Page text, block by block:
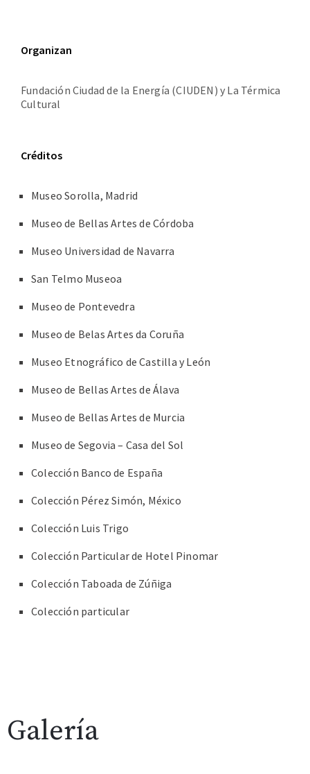
Organizan
Fundación Ciudad de la Energía (CIUDEN) y La Térmica
Cultural
Créditos
Museo Sorolla, Madrid
Museo de Bellas Artes de Córdoba
Museo Universidad de Navarra
San Telmo Museoa
Museo de Pontevedra
Museo de Belas Artes da Coruña
Museo Etnográfico de Castilla y León
Museo de Bellas Artes de Álava
Museo de Bellas Artes de Murcia
Museo de Segovia – Casa del Sol
Colección Banco de España
Colección Pérez Simón, México
Colección Luis Trigo
Colección Particular de Hotel Pinomar
Colección Taboada de Zúñiga
Colección particular
Galería